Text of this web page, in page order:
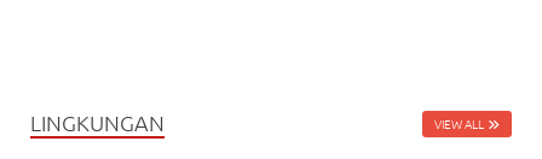
LINGKUNGAN VIEW ALL